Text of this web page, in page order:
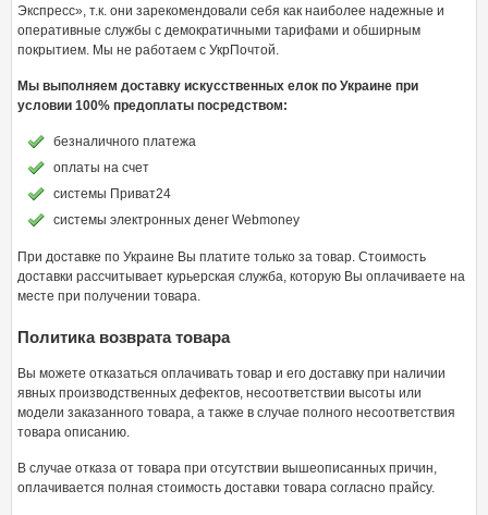
Экспресс», т.к. они зарекомендовали себя как наиболее надежные и
оперативные службы с демократичными тарифами и обширным
покрытием. Мы не работаем с УкрПочтой.
Мы выполняем доставку искусственных елок по Украине при
условии 100% предоплаты посредством:
безналичного платежа
оплаты на счет
системы Приват24
системы электронных денег Webmoney
При доставке по Украине Вы платите только за товар. Стоимость
доставки рассчитывает курьерская служба, которую Вы оплачиваете на
месте при получении товара.
Политика возврата товара
Вы можете отказаться оплачивать товар и его доставку при наличии
явных производственных дефектов, несоответствии высоты или
модели заказанного товара, а также в случае полного несоответствия
товара описанию.
В случае отказа от товара при отсутствии вышеописанных причин,
оплачивается полная стоимость доставки товара согласно прайсу.